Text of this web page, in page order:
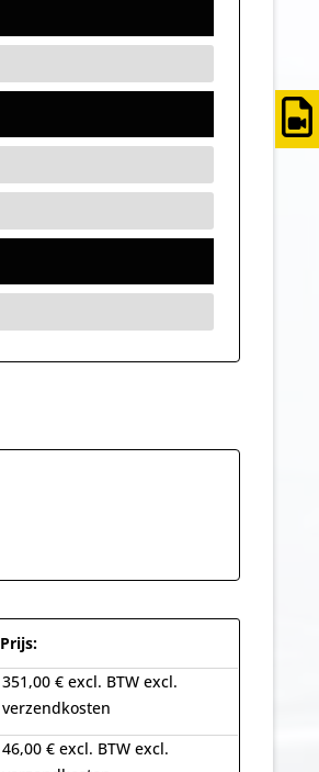
Prijs:
351,00 € excl. BTW excl.
verzendkosten
46,00 € excl. BTW excl.